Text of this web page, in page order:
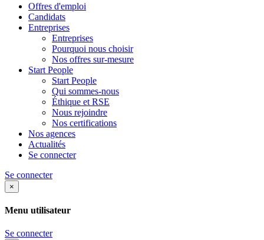
Offres d'emploi
Candidats
Entreprises
Entreprises
Pourquoi nous choisir
Nos offres sur-mesure
Start People
Start People
Qui sommes-nous
Éthique et RSE
Nous rejoindre
Nos certifications
Nos agences
Actualités
Se connecter
Se connecter
×
Menu utilisateur
Se connecter